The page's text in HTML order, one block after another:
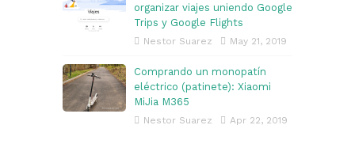
organizar viajes uniendo Google
Trips y Google Flights
Nestor Suarez May 21, 2019
Comprando un monopatín
eléctrico (patinete): Xiaomi
MiJia M365
Nestor Suarez Apr 22, 2019